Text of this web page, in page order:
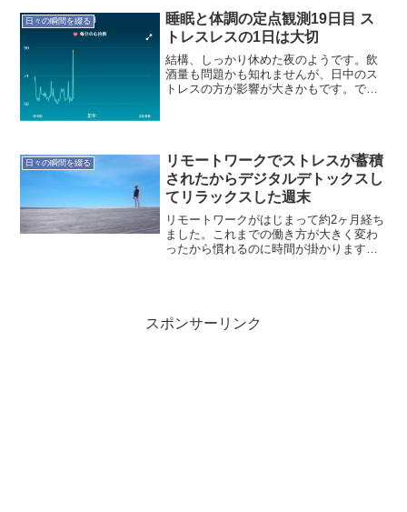
い恵みの雨の...
日々の瞬間を綴る
睡眠と体調の定点観測19日目 ス
トレスレスの1日は大切
結構、しっかり休めた夜のようです。飲
酒量も問題かも知れませんが、日中のス
トレスの方が影響が大きかもです。では
日々の瞬間を綴る
リモートワークでストレスが蓄積
されたからデジタルデトックスし
てリラックスした週末
リモートワークがはじまって約2ヶ月経ち
ました。これまでの働き方が大きく変わ
ったから慣れるのに時間が掛かります
スポンサーリンク